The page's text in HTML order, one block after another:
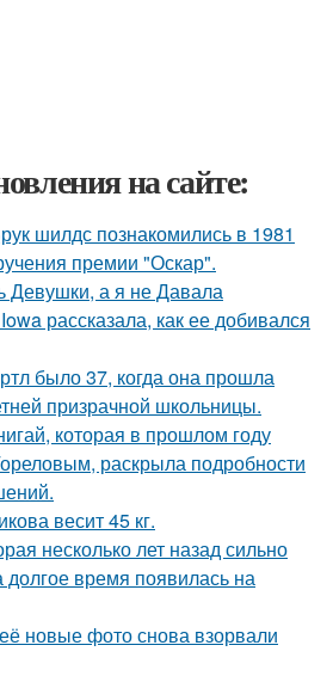
на сайте:
шилдс познакомились в 1981
премии "Оскар".
а я не Давала
рассказала, как ее добивался
было 37, когда она прошла
призрачной школьницы.
которая в прошлом году
раскрыла подробности
весит 45 кг.
несколько лет назад сильно
долгое время появилась на
новые фото снова взорвали